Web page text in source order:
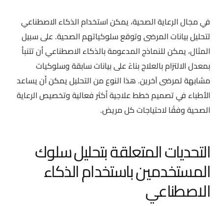
في مجال الرعاية الصحية، يمكن استخدام الذكاء الاصطناعي
لتحليل بيانات المرضى وتوقع سلوكياتهم الصحية. على سبيل
المثال، يمكن للنماذج المدعومة بالذكاء الاصطناعي أن تتنبأ
بمعدل الالتزام بالعلاج بناءً على بيانات سابقة وسلوكيات
مشابهة لمرضى آخرين. هذا النوع من التحليل يمكن أن يساعد
الأطباء في تصميم خطط علاجية أكثر فعالية وتخصيص الرعاية
الصحية وفقًا لاحتياجات كل مريض.
التحديات المتعلقة بتحليل سلوك
المستخدمين باستخدام الذكاء
الاصطناعي